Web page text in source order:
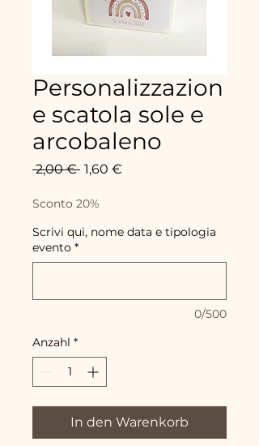
Personalizzazion
e scatola sole e
arcobaleno
2,00 € Standardpreis
1,60 €
Sconto 20%
Scrivi qui, nome data e tipologia
evento *
0/500
Anzahl *
In den Warenkorb